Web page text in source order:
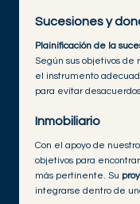
Sucesiones y
Plainificación de la
Según sus objetivos
el instrumento
para evitar
Inmobiliario
Con el apoyo de
objetivos para
más pertinente. Su
integrarse dentro de